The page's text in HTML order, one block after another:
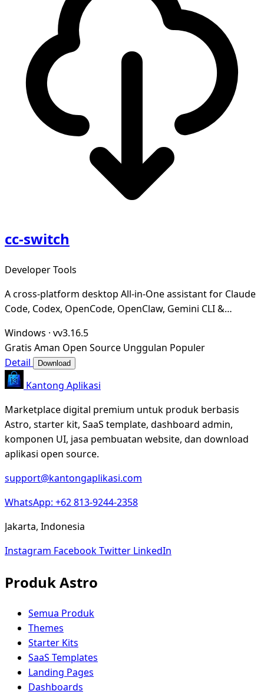
cc-switch
Developer Tools
A cross-platform desktop All-in-One assistant for Claude
Code, Codex, OpenCode, OpenClaw, Gemini CLI &
Windows · vv3.16.5
Gratis Aman Open Source Unggulan Populer
Detail
Download
Kantong Aplikasi
Marketplace digital premium untuk produk berbasis
Astro, starter kit, SaaS template, dashboard admin,
komponen UI, jasa pembuatan website, dan download
aplikasi open source.
support@kantongaplikasi.com
WhatsApp: +62 813-9244-2358
Jakarta, Indonesia
Instagram FacebookTwitter LinkedIn
Produk Astro
Semua Produk
Themes
Starter Kits
SaaS Templates
Landing Pages
Dashboards